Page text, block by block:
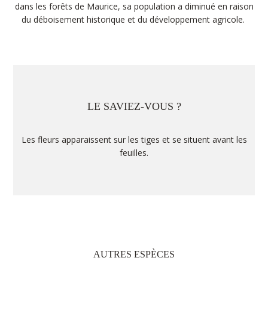
dans les forêts de Maurice, sa population a diminué en raison
du déboisement historique et du développement agricole.
LE SAVIEZ-VOUS ?
Les fleurs apparaissent sur les tiges et se situent avant les
feuilles.
AUTRES ESPÈCES